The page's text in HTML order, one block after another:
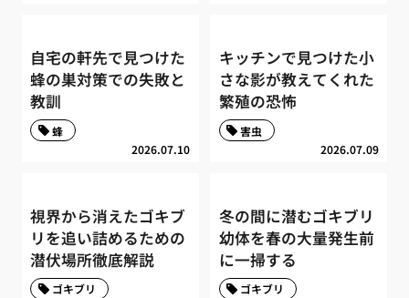
自宅の軒先で見つけた
蜂の巣対策での失敗と
教訓
2026.07.10
蜂
キッチンで見つけた小
さな影が教えてくれた
繁殖の恐怖
2026.07.09
害虫
視界から消えたゴキブ
リを追い詰めるための
潜伏場所徹底解説
ゴキブリ
冬の間に潜むゴキブリ
幼体を春の大量発生前
に一掃する
ゴキブリ